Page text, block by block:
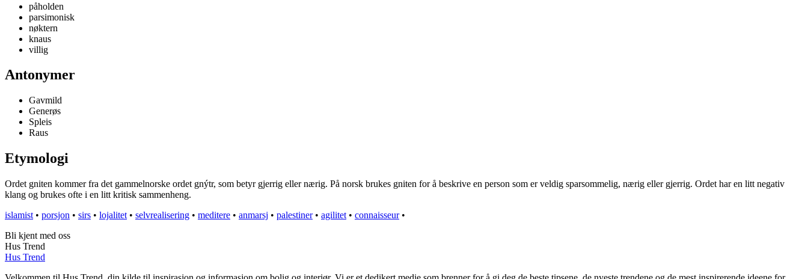
påholden
parsimonisk
nøktern
knaus
villig
Antonymer
Gavmild
Generøs
Spleis
Raus
Etymologi
Ordet gniten kommer fra det gammelnorske ordet gnýtr, som betyr gjerrig eller nærig. På norsk brukes gniten for å beskrive en person som er veldig sparsommelig, nærig eller gjerrig. Ordet har en litt negativ
klang og brukes ofte i en litt kritisk sammenheng.
islamist • porsjon • sirs • lojalitet • selvrealisering • meditere • anmarsj • palestiner• agilitet • connaisseur•
Bli kjent med oss
Hus Trend
Hus Trend